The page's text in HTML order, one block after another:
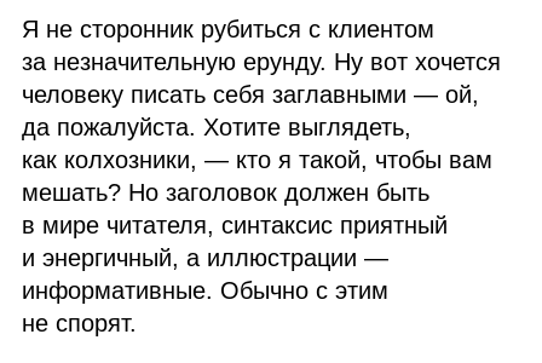
Я не сторонник рубиться с клиентом
за незначительную ерунду. Ну вот хочется
человеку писать себя заглавными — ой,
да пожалуйста. Хотите выглядеть,
как колхозники, — кто я такой, чтобы вам
мешать? Но заголовок должен быть
в мире читателя, синтаксис приятный
и энергичный, а иллюстрации —
информативные. Обычно с этим
не спорят.